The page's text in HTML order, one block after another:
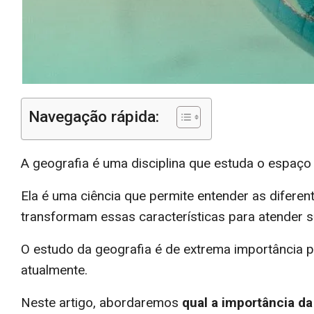
Navegação rápida:
A geografia é uma disciplina que estuda o
Ela é uma ciência que permite entender as
transformam essas características para atender
O estudo da geografia é de extrema importância
atualmente.
Neste artigo, abordaremos qual a importância